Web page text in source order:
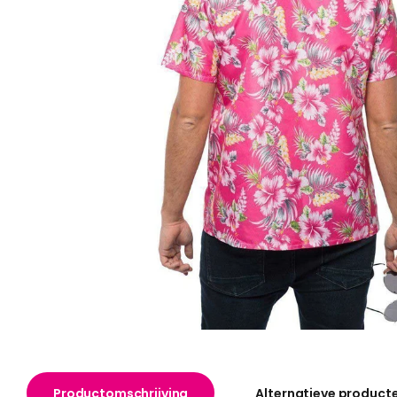
Productomschrijving Alternatieve